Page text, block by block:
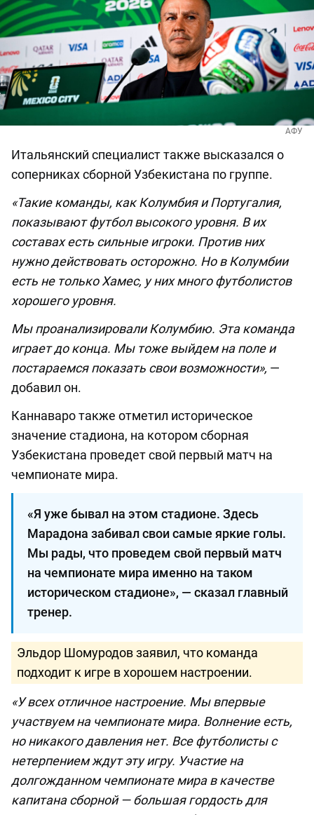
АФУ
Итальянский специалист также высказался о
соперниках сборной Узбекистана по группе.
«Такие команды, как Колумбия и Португалия,
показывают футбол высокого уровня. В их
составах есть сильные игроки. Против них
нужно действовать осторожно. Но в Колумбии
есть не только Хамес, у них много футболистов
хорошего уровня.
Мы проанализировали Колумбию. Эта команда
играет до конца. Мы тоже выйдем на поле и
постараемся показать свои возможности», —
добавил он.
Каннаваро также отметил историческое
значение стадиона, на котором сборная
Узбекистана проведет свой первый матч на
чемпионате мира.
«Я уже бывал на этом стадионе. Здесь
Марадона забивал свои самые яркие голы.
Мы рады, что проведем свой первый матч
на чемпионате мира именно на таком
историческом стадионе», — сказал главный
тренер.
Эльдор Шомуродов заявил, что команда
подходит к игре в хорошем настроении.
«У всех отличное настроение. Мы впервые
участвуем на чемпионате мира. Волнение есть,
но никакого давления нет. Все футболисты с
нетерпением ждут эту игру. Участие на
долгожданном чемпионате мира в качестве
капитана сборной — большая гордость для